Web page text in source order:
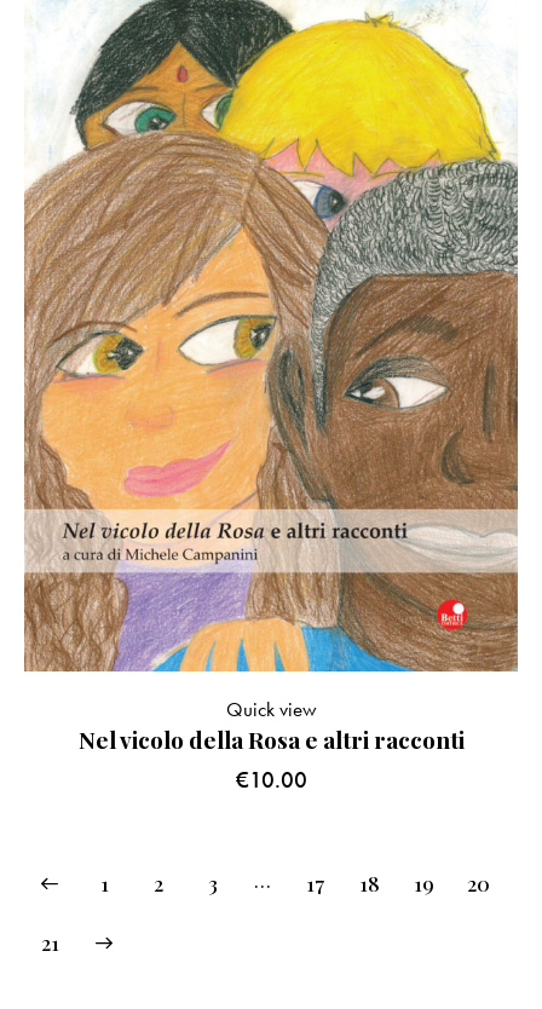
Nel vicolo della Rosa e altri racconti
€10.00
Quick view
1 2 3 … 17 18 19 20
21